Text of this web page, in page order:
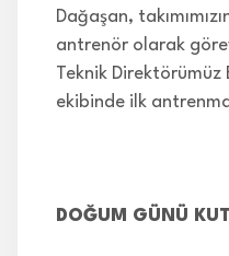
Dağaşan,
antrenör olarak
Teknik Direktörümüz
ekibinde ilk
DOĞUM GÜNÜ